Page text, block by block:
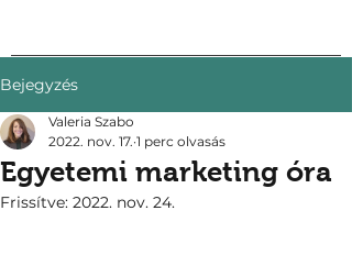
Bejegyzés
Egyetemi marketing óra
Valeria Szabo
2022. nov. 17. 1 perc olvasás
Frissítve: 2022. nov. 24.